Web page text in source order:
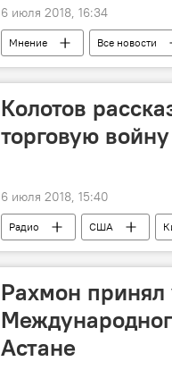
6 июля 2018, 16:34
Мнение Все новости
Колотов
торговую
6 июля 2018, 15:40
Радио США
Рахмон принял
Астане